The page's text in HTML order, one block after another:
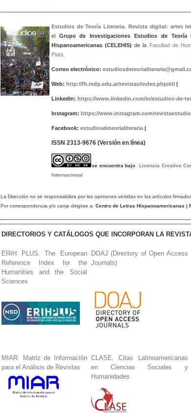
Estudios de Teoría Literaria. Revista digital: artes
el Grupo de Investigaciones Estudios de
Hispanoamericanas (CELEHIS) de la Facultad de
Plata.
Correo electrónico:
Web: http://fh.mdp.edu.ar/revistas/index.php/etl|
LinkedIn: https://www.linkedin.com/in/estudios-de-
Instagram: https://www.instagram.com/
Facebook: estudiosdeteorialiteraria|
ISSN 2313-9676 (Versión en línea)
se encuentra bajo Licencia Creative
Internacional
La Dirección no se responsabiliza por las opiniones vertidas en los artículos
Por correspondencia y/o canje dirigirse a: Centro de Letras Hispanoamericanas |
DIRECTORIOS Y CATÁLOGOS QUE INCORPORAN LA
ERIH PLUS. The European
Reference Index for the
Humanities and the Social
Sciences
DOAJ (Directory of Open Access
Journals)
MIAR. Matriz de Información
para el Análisis de Revistas
CLASE. Citas Latinoamericanas
en Ciencias Sociales y
Humanidades